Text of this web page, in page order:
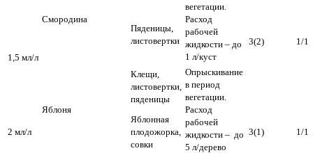
Смородина
вегетации.
Расход
рабочей
жидкости – до
1 л/куст
3(2)
1/1
1,5 мл/л
Пяденицы,
листовертки
Яблоня
Клещи,
листовертки,
пяденицы
Опрыскивание
в период
вегетации.
Расход
рабочей
жидкости – до
5 л/дерево
2 мл/л
Яблонная
плодожорка,
совки
3(1) 1/1